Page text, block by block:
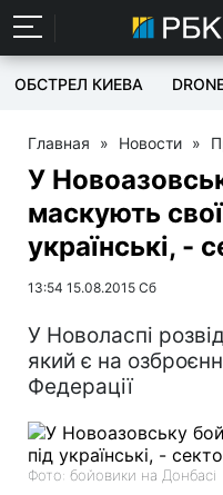
ОБСТРЕЛ КИЕВА
Главная » Новости »
У
маскують
українські, -
13:54 15.08.2015 Сб
У Новоласпі
який є на
Федерації
Фото: бойовики на Донбасі